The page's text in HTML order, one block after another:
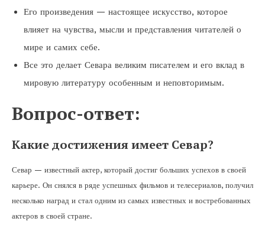
Его произведения — настоящее искусство, которое
влияет на чувства, мысли и представления читателей о
мире и самих себе.
Все это делает Севара великим писателем и его вклад в
мировую литературу особенным и неповторимым.
Вопрос-ответ:
Какие достижения имеет Севар?
Севар — известный актер, который достиг больших успехов в своей
карьере. Он снялся в ряде успешных фильмов и телесериалов, получил
несколько наград и стал одним из самых известных и востребованных
актеров в своей стране.